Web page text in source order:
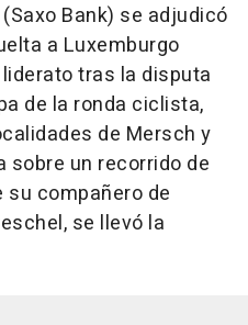
Bank) se adjudicó
a Luxemburgo
tras la disputa
de la ronda ciclista,
de Mersch y
sobre un recorrido de
su compañero de
se llevó la